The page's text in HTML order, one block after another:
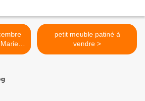
à
petit meuble patiné à
vendre >